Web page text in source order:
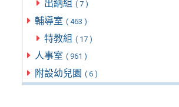
出納組 ( 7 )
輔導室 ( 463 )
特教組 ( 17 )
人事室 ( 961 )
附設幼兒園 ( 6 )